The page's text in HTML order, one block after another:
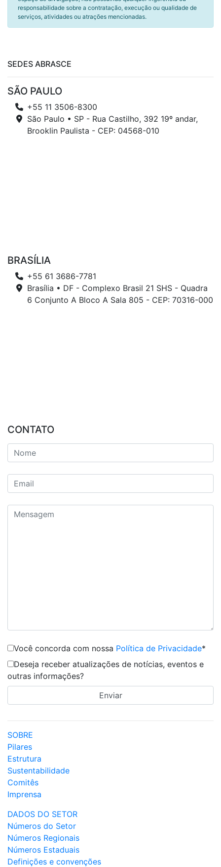
responsabilidade sobre a contratação, execução ou qualidade de
serviços, atividades ou atrações mencionadas.
SEDES ABRASCE
SÃO PAULO
+55 11 3506-8300
São Paulo • SP - Rua Castilho, 392 19º andar,
Brooklin Paulista - CEP: 04568-010
BRASÍLIA
+55 61 3686-7781
Brasília • DF - Complexo Brasil 21 SHS - Quadra
6 Conjunto A Bloco A Sala 805 - CEP: 70316-000
CONTATO
Você concorda com nossa Política de Privacidade*
Deseja receber atualizações de notícias, eventos e
outras informações?
SOBRE
Pilares
Estrutura
Sustentabilidade
Comitês
Imprensa
DADOS DO SETOR
Números do Setor
Números Regionais
Números Estaduais
Definições e convenções